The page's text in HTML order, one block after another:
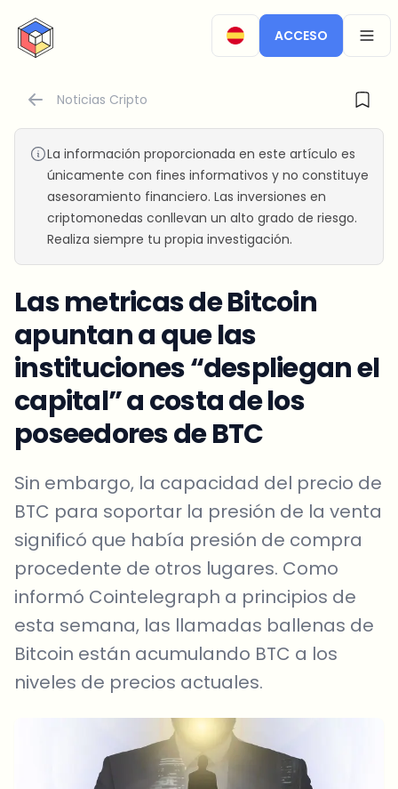
CryptoTicker
ACCESO
Noticias Cripto
La información proporcionada en este artículo es
únicamente con fines informativos y no constituye
asesoramiento financiero. Las inversiones en
criptomonedas conllevan un alto grado de riesgo.
Realiza siempre tu propia investigación.
Las metricas de Bitcoin
apuntan a que las
instituciones “despliegan el
capital” a costa de los
poseedores de BTC
Sin embargo, la capacidad del precio de
BTC para soportar la presión de la venta
significó que había presión de compra
procedente de otros lugares. Como
informó Cointelegraph a principios de
esta semana, las llamadas ballenas de
Bitcoin están acumulando BTC a los
niveles de precios actuales.